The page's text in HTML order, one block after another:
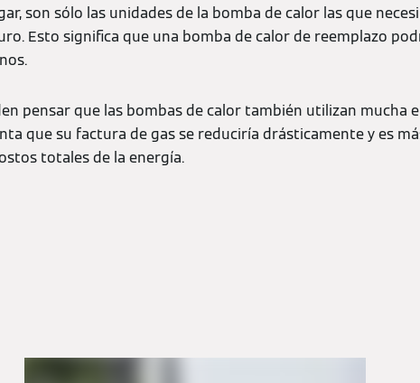
son sólo las unidades de la bomba de calor las que
Esto significa que una bomba de calor de reemplazo
pensar que las bombas de calor también utilizan mucha
que su factura de gas se reduciría drásticamente y es
totales de la energía.